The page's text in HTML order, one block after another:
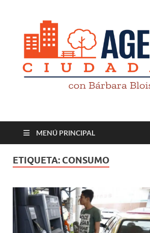
Revista digital
MENÚ PRINCIPAL
ETIQUETA: CONSUMO